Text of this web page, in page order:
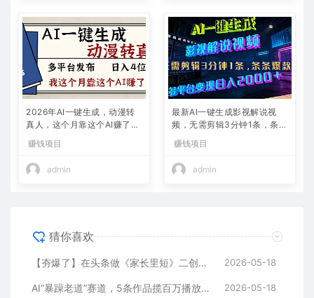
2026年AI一键生成，动漫转
真人，这个月靠这个AI赚了2
W+
赚钱项目
admin
最新AI一键生成影视解说视
频，无需剪辑3分钟1条，条条
爆款，多平台变现日入2000
+
赚钱项目
admin
猜你喜欢
【夯爆了】在头条做《家长里短》二创小故事，这个月收益2w+ 2026-05-18
AI“暴躁老道”赛道，5条作品揽百万播放！（附变现全攻略） 2026-05-18